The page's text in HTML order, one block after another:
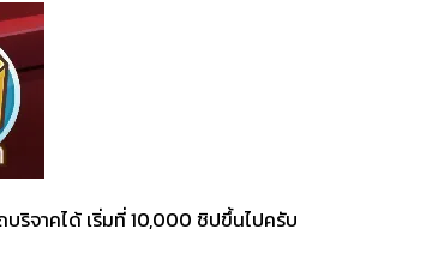
ริจาคได้ เริ่มที่ 10,000 ชิปขึ้นไปครับ